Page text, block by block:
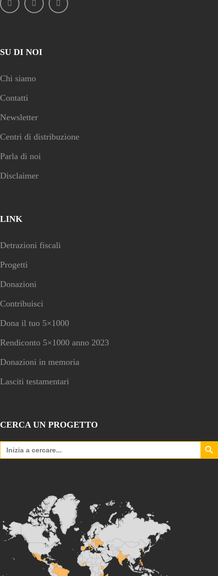
SU DI NOI
Chi siamo
Contatti
Newsletter
Centri di distribuzione
Parla di noi
Disclaimer
LINK
Detrazioni fiscali
Progetti
Donazioni
Contribuisci
Dona il tuo 5×1000
Rendiconto 5×1000 anno 2023
Donazioni in memoria
Lasciti testamentari
CERCA UN PROGETTO
Search
for:
Search